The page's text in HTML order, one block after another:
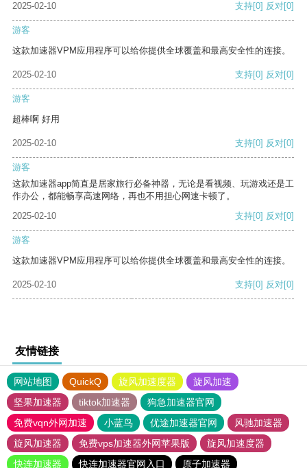
2025-02-10 支持[0] 反对[0]
游客
这款加速器VPM应用程序可以给你提供全球覆盖和最高安全性的连接。
2025-02-10 支持[0] 反对[0]
游客
超棒啊 好用
2025-02-10 支持[0] 反对[0]
游客
这款加速器app简直是居家旅行必备神器，无论是看视频、玩游戏还是工
作办公，都能畅享高速网络，再也不用担心网速卡顿了。
2025-02-10
支持[0] 反对[0]
游客
这款加速器VPM应用程序可以给你提供全球覆盖和最高安全性的连接。
2025-02-10 支持[0] 反对[0]
友情链接
网站地图 QuickQ 旋风加速度器
旋风加速
坚果加速器
tiktok加速器
狗急加速器官网
免费vqn外网加速
小蓝鸟 优途加速器官网
风驰加速器
旋风加速器
免费vps加速器外网苹果版
旋风加速度器
快连加速器
快连加速器官网入口 原子加速器